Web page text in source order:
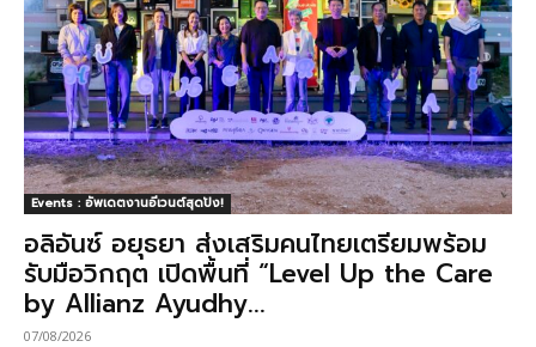
Events : อัพเดตงานอีเวนต์สุดปัง!
อลิอันซ์ อยุธยา ส่งเสริมคนไทยเตรียมพร้อม
รับมือวิกฤต เปิดพื้นที่ “Level Up the Care
by Allianz Ayudhy...
07/08/2026